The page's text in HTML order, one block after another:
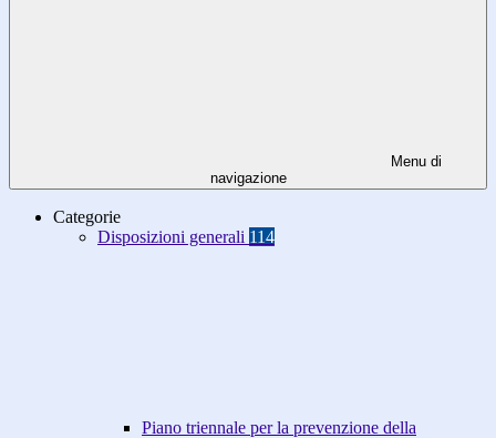
Menu di
navigazione
Categorie
Disposizioni generali 114
Piano triennale per la prevenzione della